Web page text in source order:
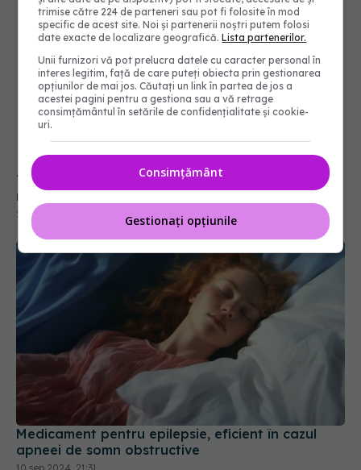
Trei schimbări simple pentru a preveni respirația
neplăcută, dezvăluite de un medic
29 mai 2025, 22:08
Medicament pentru epilepsie, eficient în cazul
apneei de somn obstructive
10 sep 2024, 21:31
trimise către 224 de parteneri sau pot fi folosite în mod
specific de acest site. Noi și partenerii noștri putem folosi
date exacte de localizare geografică.Lista partenerilor.
Unii furnizori vă pot prelucra datele cu caracter personal în
interes legitim, față de care puteți obiecta prin gestionarea
opțiunilor de mai jos. Căutați un link în partea de jos a
acestei pagini pentru a gestiona sau a vă retrage
consimțământul în setările de confidențialitate și cookie-
uri.
Consimțământ
Gestionați opțiunile